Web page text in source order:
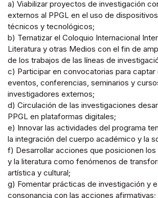
a) Viabilizar proyectos de investigación
externos al PPGL en el uso de
técnicos y tecnológicos;
b) Tematizar el Coloquio Internacional
Literatura y otras Medios con el fin de
de los trabajos de las líneas de
c) Participar en convocatorias para captar
eventos, conferencias, seminarios y
investigadores externos;
d) Circulación de las investigaciones
PPGL en plataformas digitales;
e) Innovar las actividades del programa
la integración del cuerpo académico y la
f) Desarrollar acciones que posicionen
y la literatura como fenómenos de
artística y cultural;
g) Fomentar prácticas de investigación y
consonancia con las acciones afirmativas;